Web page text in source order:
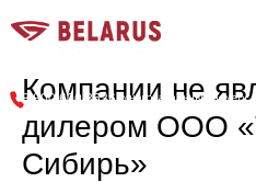
многоканальный номер
8 800 600 3636
Компании не
дилером ООО
Сибирь»